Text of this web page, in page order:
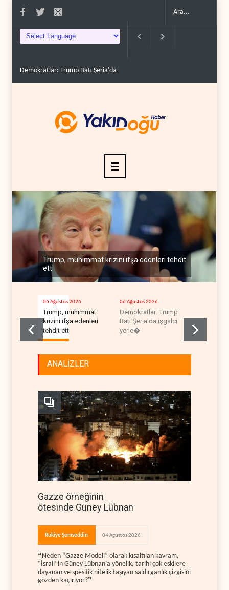
Trump Batı Şeria'da işgalci yerleşimcilere ..
Trump, mühimmat krizini ifşa edenleri tehdit
ett
06 Ağustos 2026
Trump, mühimmat
krizini ifşa edenleri
tehdit ett
06 Ağustos 2026
Demokratlar: Trump
Batı Şeria'da işgalci
yerle�
ANALİZLER
Gazze örneğinin
ötesinde Güney Lübnan
Rukiye Şemseddin 04 Ağustos 2026
❝Neden “Gazze Modeli” olarak kısaltılan kavram,
“İsrail”in Güney Lübnan’a yönelik, tarihi çok eskilere
dayanan ve spesifik nitelik taşıyan saldırganlık çizgisini
gözden kaçırıyor?❞